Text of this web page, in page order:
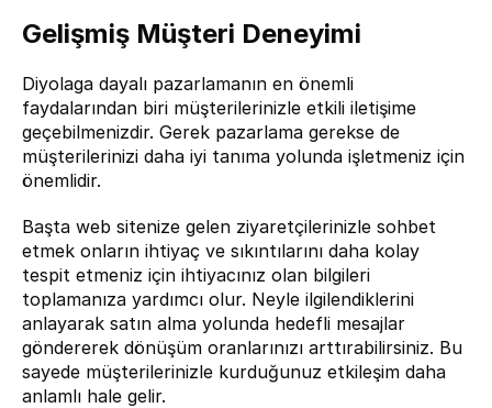
Gelişmiş Müşteri Deneyimi
Diyolaga dayalı pazarlamanın en önemli
faydalarından biri müşterilerinizle etkili iletişime
geçebilmenizdir. Gerek pazarlama gerekse de
müşterilerinizi daha iyi tanıma yolunda işletmeniz için
önemlidir.
Başta web sitenize gelen ziyaretçilerinizle sohbet
etmek onların ihtiyaç ve sıkıntılarını daha kolay
tespit etmeniz için ihtiyacınız olan bilgileri
toplamanıza yardımcı olur. Neyle ilgilendiklerini
anlayarak satın alma yolunda hedefli mesajlar
göndererek dönüşüm oranlarınızı arttırabilirsiniz. Bu
sayede müşterilerinizle kurduğunuz etkileşim daha
anlamlı hale gelir.